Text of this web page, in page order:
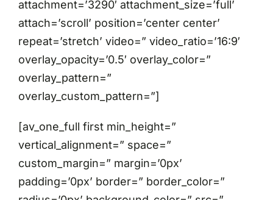
attachment=’3290′ attachment_size=’full’
attach=’scroll’ position=’center center’
repeat=’stretch’ video=” video_ratio=’16:9′
overlay_opacity=’0.5′ overlay_color=”
overlay_pattern=”
overlay_custom_pattern=”]
[av_one_full first min_height=”
vertical_alignment=” space=”
custom_margin=” margin=’0px’
padding=’0px’ border=” border_color=”